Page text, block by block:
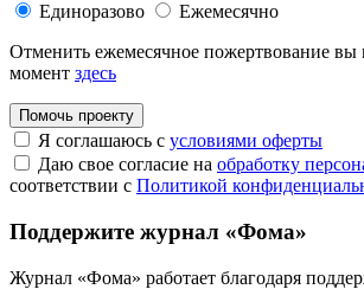
Единоразово
Ежемесячно
Отменить ежемесячное пожертвование
момент здесь
Помочь проекту
Я соглашаюсь с условиями оферты
Даю свое согласие на обработку
соответствии с Политикой
Поддержите журнал «Фома»
Журнал «Фома» работает благодаря